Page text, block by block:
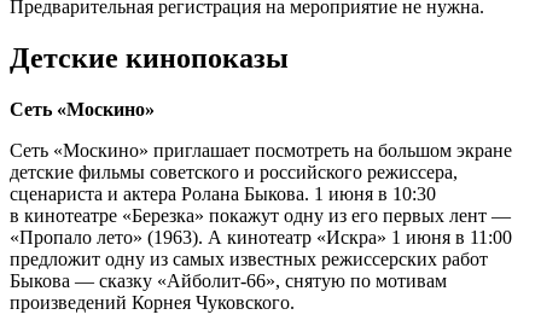
Предварительная регистрация на мероприятие не нужна.
Детские кинопоказы
Сеть «Москино»
Сеть «Москино» приглашает посмотреть на большом экране
детские фильмы советского и российского режиссера,
сценариста и актера Ролана Быкова. 1 июня в 10:30
в кинотеатре «Березка» покажут одну из его первых лент —
«Пропало лето» (1963). А кинотеатр «Искра» 1 июня в 11:00
предложит одну из самых известных режиссерских работ
Быкова — сказку «Айболит-66», снятую по мотивам
произведений Корнея Чуковского.